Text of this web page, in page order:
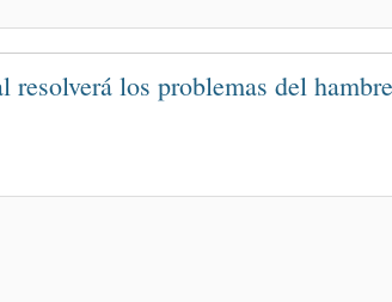
los problemas del